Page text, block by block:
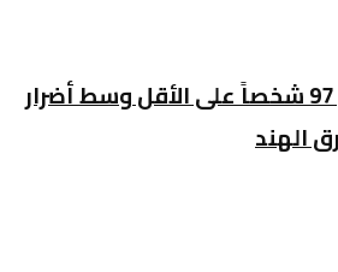
فيضانات أساّم تقتل 97 شخصاً على الأقل وسط أضرار
الهند